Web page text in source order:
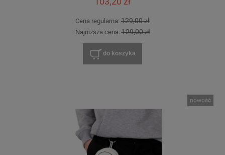
Cena regularna: 129,00 zł
Najniższa cena:129,00 zł
do koszyka
nowość